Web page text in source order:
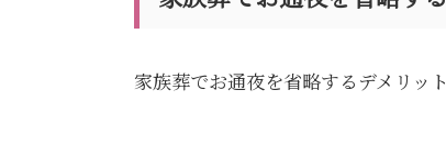
家族葬でお通夜を省略するデメリッ